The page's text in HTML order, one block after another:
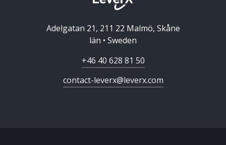
Adelgatan 21, 211 22 Malmö, Skåne
län • Sweden
+46 40 628 81 50
contact-leverx@leverx.com